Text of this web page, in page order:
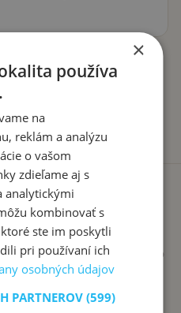
poctivé jedlá zo
vždy podaria.
×
používa
na
reklám a analýzu
o vašom
zdieľame aj s
analytickými
kombinovať s
ste im poskytli
pri používaní ich
osobných údajov
PARTNEROV(599)